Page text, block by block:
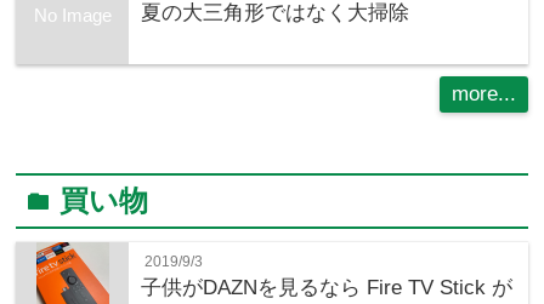
No Image 夏の大三角形ではなく大掃除
more...
folder 買い物
2019/9/3
子供がDAZNを見るなら Fire TV Stick が